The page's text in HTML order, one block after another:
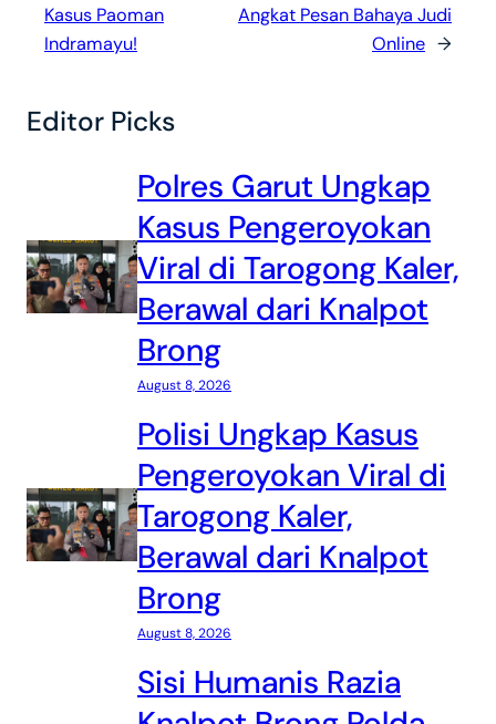
Kasus Paoman
Indramayu!
Angkat Pesan Bahaya Judi
Online →
Editor Picks
Polres Garut Ungkap
Kasus Pengeroyokan
Viral di Tarogong Kaler,
Berawal dari Knalpot
Brong
August 8, 2026
Polisi Ungkap Kasus
Pengeroyokan Viral di
Tarogong Kaler,
Berawal dari Knalpot
Brong
August 8, 2026
Sisi Humanis Razia